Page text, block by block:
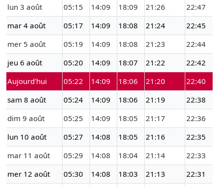
lun 3 août 05:15 14:09 18:09 21:26
22:47
mar 4 août
05:17 14:09 18:08 21:24
22:45
mer 5 août
05:19 14:09 18:08 21:23
22:44
jeu 6 août
05:20 14:09 18:07 21:22
22:42
Aujourd'hui
05:22 14:09 18:06 21:20
22:40
sam 8 août
05:24 14:09 18:06 21:19
22:38
dim 9 août
05:25 14:09 18:05 21:17
22:36
lun 10 août
05:27 14:08 18:05 21:16
22:35
mar 11 août
05:29 14:08 18:04 21:14
22:33
mer 12 août
05:30 14:08 18:03 21:13
22:31